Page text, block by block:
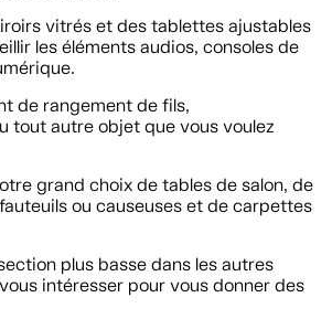
vitrés et des tablettes ajustables
les éléments audios, consoles de
de rangement de fils,
tout autre objet que vous voulez
grand choix de tables de salon, de
ou causeuses et de carpettes
plus basse dans les autres
intéresser pour vous donner des